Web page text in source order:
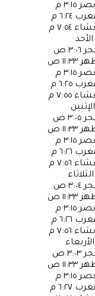
٣:١٥ م
٦:٢٤ م
٧:٥٤ م
الأحد
٣:٠٦ ص
١١:٣٣ ص
٣:١٥ م
٦:٢٥ م
٧:٥٥ م
الإثنين
٣:٠٥ ص
١١:٣٣ ص
٣:١٥ م
٦:٢٦ م
٧:٥٦ م
الثلاثاء
٣:٠٤ ص
١١:٣٣ ص
٣:١٥ م
٦:٢٦ م
٧:٥٦ م
الأربعاء
٣:٠٣ ص
١١:٣٣ ص
٣:١٥ م
٦:٢٧ م